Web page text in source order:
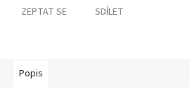
ZEPTAT SE SDÍLET
Popis